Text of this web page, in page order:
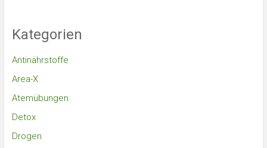
Kategorien
Antinährstoffe
Area-X
Atemübungen
Detox
Drogen